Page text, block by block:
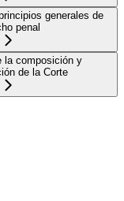
generales de
penal
composición y
de la Corte